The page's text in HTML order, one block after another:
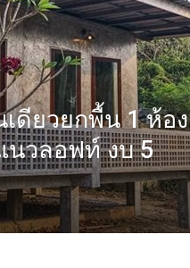
ดียวยกพื้น 1 ห้อง
นวลอฟท์ งบ 5